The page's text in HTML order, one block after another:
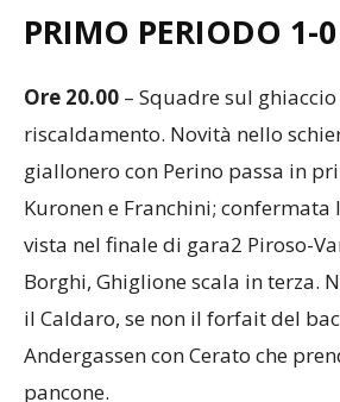
PRIMO PERIODO 1-0
Ore 20.00 – Squadre sul
riscaldamento. Novità nello
giallonero con Perino passa in
Kuronen e Franchini; confermata
vista nel finale di gara2 Piroso-
Borghi, Ghiglione scala in terza.
il Caldaro, se non il forfait del
Andergassen con Cerato che
pancone.